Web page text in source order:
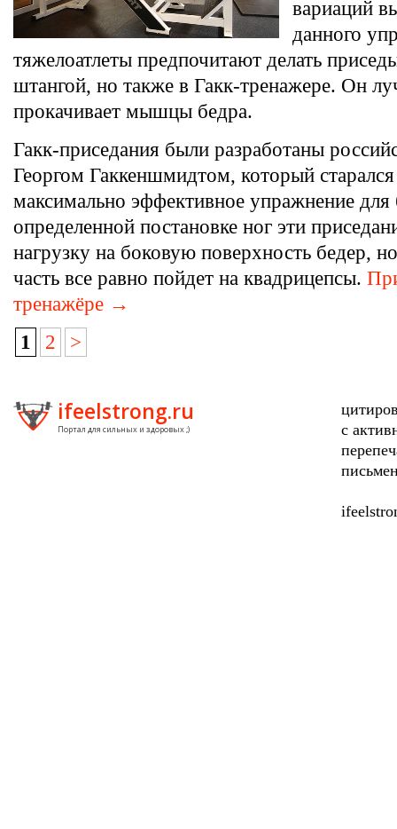
вариаций
данного
тяжелоатлеты предпочитают делать
штангой, но также в Гакк-тренажере. Он
прокачивает мышцы бедра.
Гакк-приседания были разработаны
Георгом Гаккеншмидтом, который старался
максимально эффективное упражнение
определенной постановке ног эти
нагрузку на боковую поверхность бедер,
часть все равно пойдет на квадрицепсы.
тренажёре →
1
2 >
ifeelstrong.ru
Портал для сильных и здоровых ;)
с